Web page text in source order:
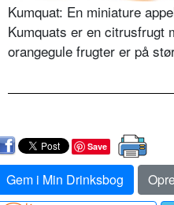
Kumquat: En miniature
Kumquats er en citrusfrugt
orangegule frugter er på
Save
Gem i Min Drinksbog